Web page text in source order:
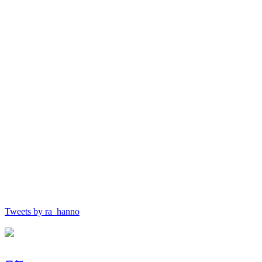
Tweets by ra_hanno